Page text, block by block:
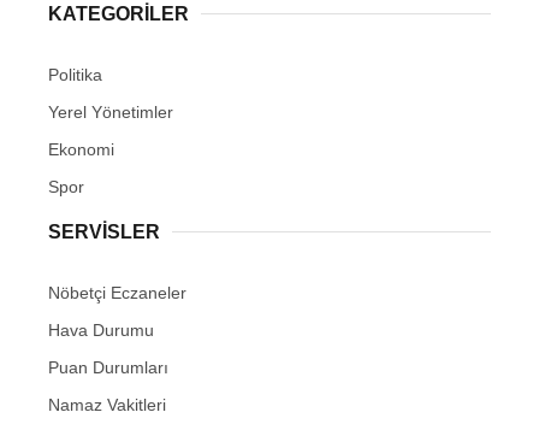
KATEGORİLER
Politika
Yerel Yönetimler
Ekonomi
Spor
SERVİSLER
Nöbetçi Eczaneler
Hava Durumu
Puan Durumları
Namaz Vakitleri